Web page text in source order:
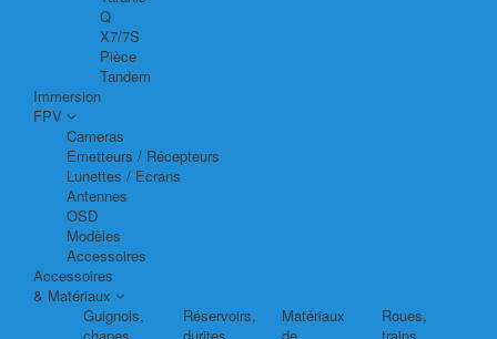
Q
X7/7S
Pièce
Tandem
Immersion
FPV
Cameras
Emetteurs / Récepteurs
Lunettes / Ecrans
Antennes
OSD
Modèles
Accessoires
Accessoires
& Matériaux
Guignols,
chapes,
Réservoirs,
durites,
Matériaux
de
Roues,
trains